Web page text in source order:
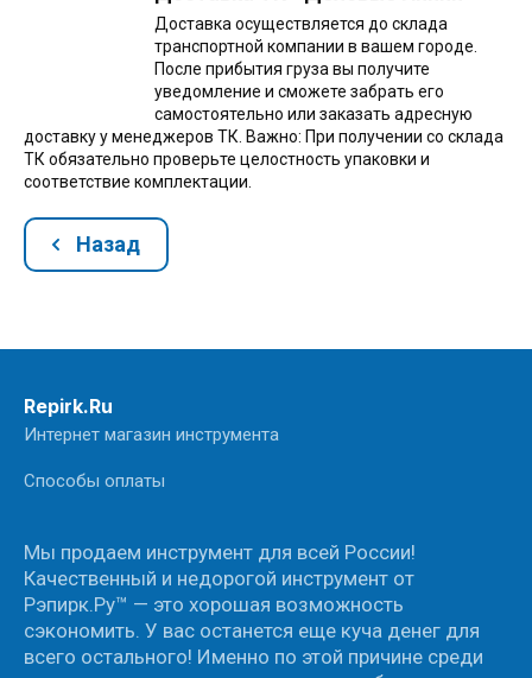
Доставка осуществляется до склада
транспортной компании в вашем городе.
После прибытия груза вы получите
уведомление и сможете забрать его
самостоятельно или заказать адресную
доставку у менеджеров ТК. Важно: При получении со склада
ТК обязательно проверьте целостность упаковки и
соответствие комплектации.
Назад
Repirk.Ru
Интернет магазин инструмента
Способы оплаты
Мы продаем инструмент для всей России!
Качественный и недорогой инструмент от
Рэпирк.Ру™ — это хорошая возможность
сэкономить. У вас останется еще куча денег для
всего остального! Именно по этой причине среди